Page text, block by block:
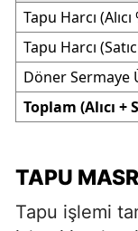
Tapu Harcı (Alıcı
Tapu Harcı
Döner Sermaye
Toplam (Alıcı +
TAPU
Tapu işlemi